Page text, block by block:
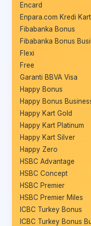
Encard
Enpara.com Kredi
Fibabanka Bonus
Fibabanka Bonus
Flexi
Free
Garanti BBVA Visa
Happy Bonus
Happy Bonus
Happy Kart Gold
Happy Kart Platinum
Happy Kart Silver
Happy Zero
HSBC Advantage
HSBC Concept
HSBC Premier
HSBC Premier Miles
ICBC Turkey Bonus
ICBC Turkey Bonus